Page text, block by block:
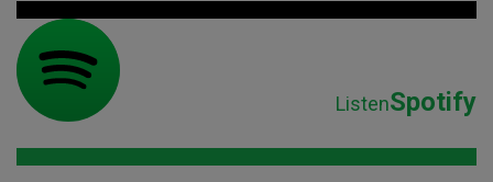
ListenSpotify